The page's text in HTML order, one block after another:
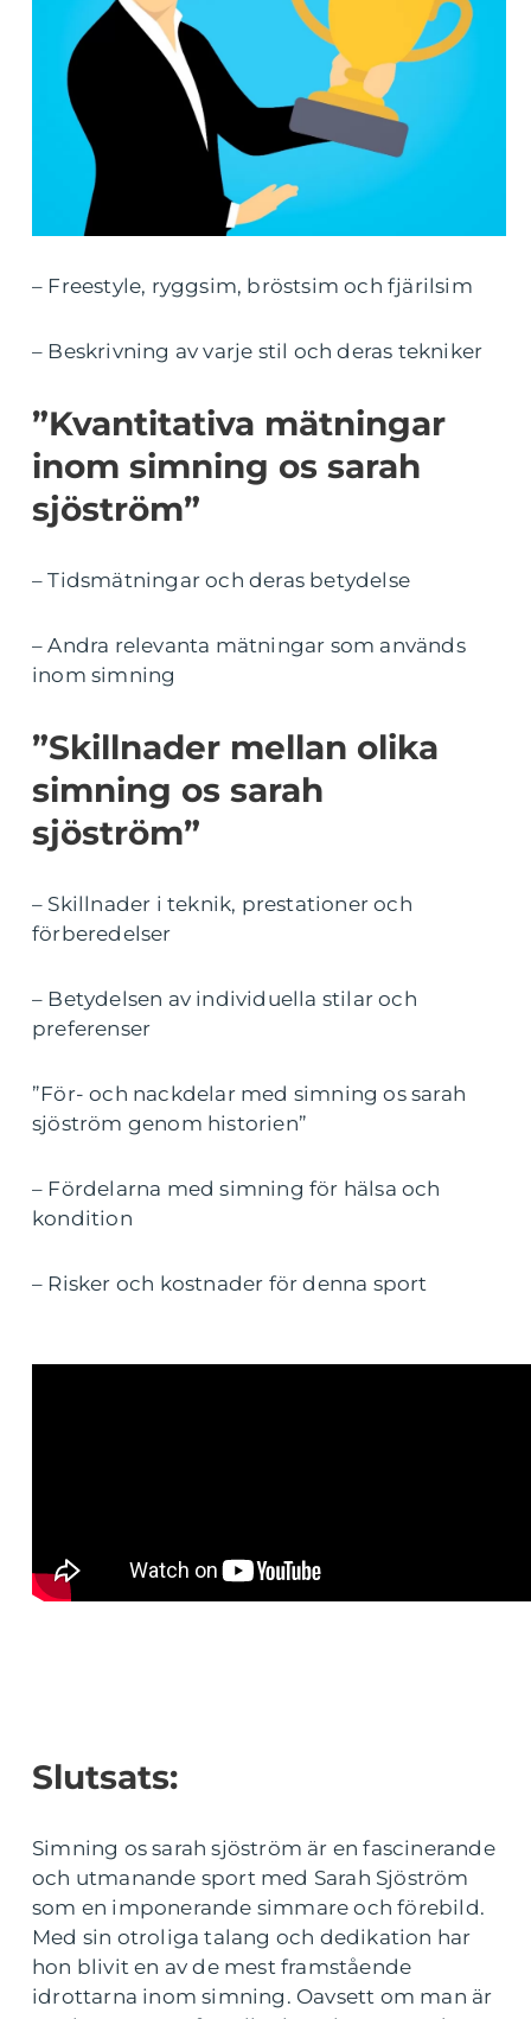
– Freestyle, ryggsim, bröstsim och fjärilsim
– Beskrivning av varje stil och deras tekniker
”Kvantitativa mätningar
inom simning os sarah
sjöström”
– Tidsmätningar och deras betydelse
– Andra relevanta mätningar som används
inom simning
”Skillnader mellan olika
simning os sarah
sjöström”
– Skillnader i teknik, prestationer och
förberedelser
– Betydelsen av individuella stilar och
preferenser
”För- och nackdelar med simning os sarah
sjöström genom historien”
– Fördelarna med simning för hälsa och
kondition
– Risker och kostnader för denna sport
Slutsats:
Simning os sarah sjöström är en fascinerande
och utmanande sport med Sarah Sjöström
som en imponerande simmare och förebild.
Med sin otroliga talang och dedikation har
hon blivit en av de mest framstående
idrottarna inom simning. Oavsett om man är